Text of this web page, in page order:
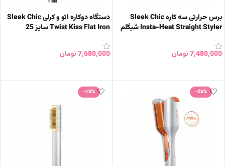
برس حرارتی سه کاره Sleek Chic
Insta-Heat Straight Styler شیگلم
7,480,000تومان
دستگاه دوکاره اتو و کرلی Sleek Chic
Twist Kiss Flat Iron سایز 25
7,680,000تومان
-26%
-10%